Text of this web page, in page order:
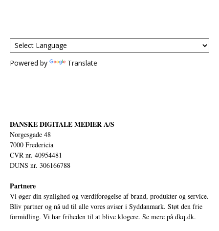
Powered by Translate
DANSKE DIGITALE MEDIER A/S
Norgesgade 48
7000 Fredericia
CVR nr. 40954481
DUNS nr. 306166788
Partnere
Vi øger din synlighed og værdiforøgelse af brand, produkter og service.
Bliv partner og nå ud til alle vores aviser i Syddanmark. Støt den frie
formidling. Vi har friheden til at blive klogere. Se mere på dkq.dk.